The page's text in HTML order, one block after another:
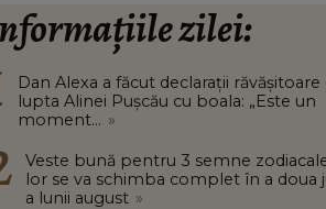
zilei:
Dan Alexa a făcut declarații
lupta Alinei Pușcău cu boala: „Este un
moment... »
Veste bună pentru 3 semne
lor se va schimba complet în a doua
a lunii august »